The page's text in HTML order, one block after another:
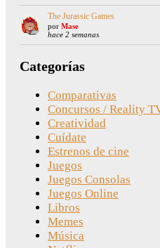
The Jurassic Games
por Mase
hace 2 semanas
Categorías
Comparativas
Concursos / Reality
Creatividad
Cuídate
Estrenos de cine
Juegos
Juegos Consolas
Juegos Online
Libros
Memes
Música